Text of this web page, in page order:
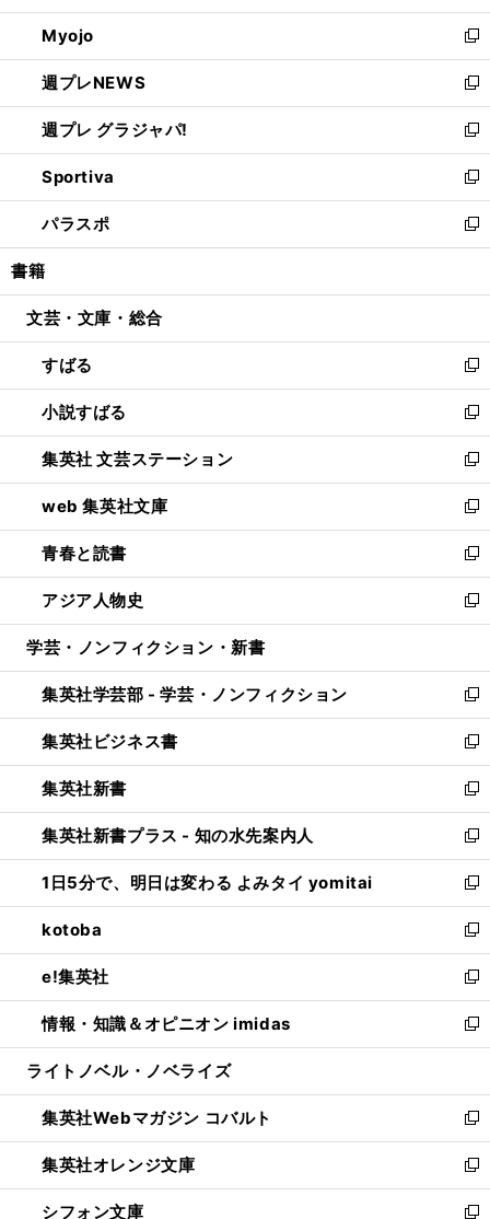
開
く
ウ
で
開
く
ン
ド
ウ
で
開
く
ウ
ィ
ン
ド
ウ
で
開
く
Myojo
新
し
い
ウ
ィ
ン
ド
ウ
で
開
週プレNEWS
新
し
い
ウ
ィ
ン
ド
ウ
開
週プレ グラジャパ!
新
し
い
ウ
ィ
ン
ウ
開
く
Sportiva
新
し
い
ウ
ン
ウ
で
開
く
パラスポ
新
し
ウ
ン
ド
ウ
で
開
く
書籍
文芸・文庫・総合
すばる
新
し
い
ウ
ィ
ン
ド
ウ
で
開
く
小説すばる
新
し
い
ウ
ィ
ン
ド
ウ
で
開
集英社 文芸ステーション
新
し
い
ウ
ィ
ン
ド
ウ
開
く
web 集英社文庫
新
し
い
ウ
ィ
ン
ウ
で
開
く
青春と読書
新
し
い
ウ
ン
ド
ウ
で
開
く
アジア人物史
新
し
ウ
ィ
ン
ド
ウ
で
開
く
学芸・ノンフィクション・新書
集英社学芸部 - 学芸・ノンフィクション
新
し
い
ウ
ィ
ン
ド
ウ
で
開
く
集英社ビジネス書
新
し
い
ウ
ィ
ン
ド
ウ
で
開
く
集英社新書
新
し
い
ウ
ィ
ン
ド
ウ
で
開
く
集英社新書プラス - 知の水先案内人
新
し
い
ウ
ィ
ン
ド
ウ
で
開
1日5分で、明日は変わる よみタイ yomitai
新
し
い
ウ
ィ
ン
ド
ウ
開
く
kotoba
新
し
い
ウ
ィ
ン
ウ
で
開
く
e!集英社
新
し
い
ウ
ン
ド
ウ
で
開
く
情報・知識＆オピニオン imidas
新
し
ウ
ィ
ン
ド
ウ
で
ライトノベル・ノベライズ
集英社Webマガジン コバルト
新
し
い
ウ
ィ
集英社オレンジ文庫
新
し
シフォン文庫